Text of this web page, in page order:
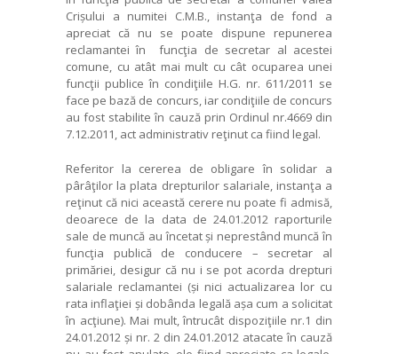
Crișului a numitei C.M.B., instanţa de fond a
apreciat că nu se poate dispune repunerea
reclamantei în funcţia de secretar al acestei
comune, cu atât mai mult cu cât ocuparea unei
funcţii publice în condiţiile H.G. nr. 611/2011 se
face pe bază de concurs, iar condiţiile de concurs
au fost stabilite în cauză prin Ordinul nr.4669 din
7.12.2011, act administrativ reţinut ca fiind legal.
Referitor la cererea de obligare în solidar a
pârâţilor la plata drepturilor salariale, instanţa a
reţinut că nici această cerere nu poate fi admisă,
deoarece de la data de 24.01.2012 raporturile
sale de muncă au încetat și neprestând muncă în
funcţia publică de conducere – secretar al
primăriei, desigur că nu i se pot acorda drepturi
salariale reclamantei (și nici actualizarea lor cu
rata inflaţiei și dobânda legală așa cum a solicitat
în acţiune). Mai mult, întrucât dispoziţiile nr.1 din
24.01.2012 și nr. 2 din 24.01.2012 atacate în cauză